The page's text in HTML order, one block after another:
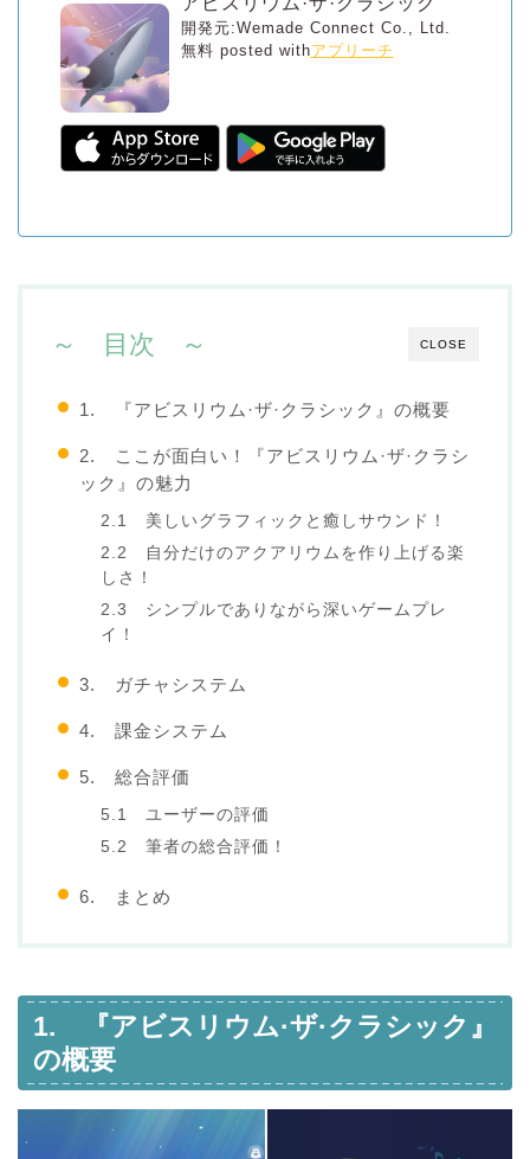
開発元:Wemade Connect Co., Ltd.
無料 posted withアプリーチ
CLOSE
～ 目次 ～
1. 『アビスリウム·ザ·クラシック』の概要
2. ここが面白い！『アビスリウム·ザ·クラシ
ック』の魅力
2.1 美しいグラフィックと癒しサウンド！
2.2 自分だけのアクアリウムを作り上げる楽
しさ！
2.3 シンプルでありながら深いゲームプレ
イ！
3. ガチャシステム
4. 課金システム
5. 総合評価
5.1 ユーザーの評価
5.2 筆者の総合評価！
6. まとめ
1. 『アビスリウム·ザ·クラシック』
の概要